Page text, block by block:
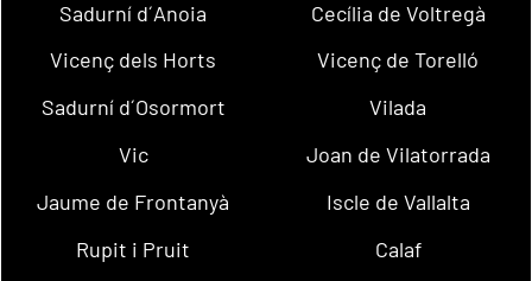
Sadurní d´Anoia
Cecília de Voltregà
Vicenç dels Horts
Vicenç de Torelló
Sadurní d´Osormort
Vilada
Vic
Joan de Vilatorrada
Jaume de Frontanyà
Iscle de Vallalta
Rupit i Pruit
Calaf